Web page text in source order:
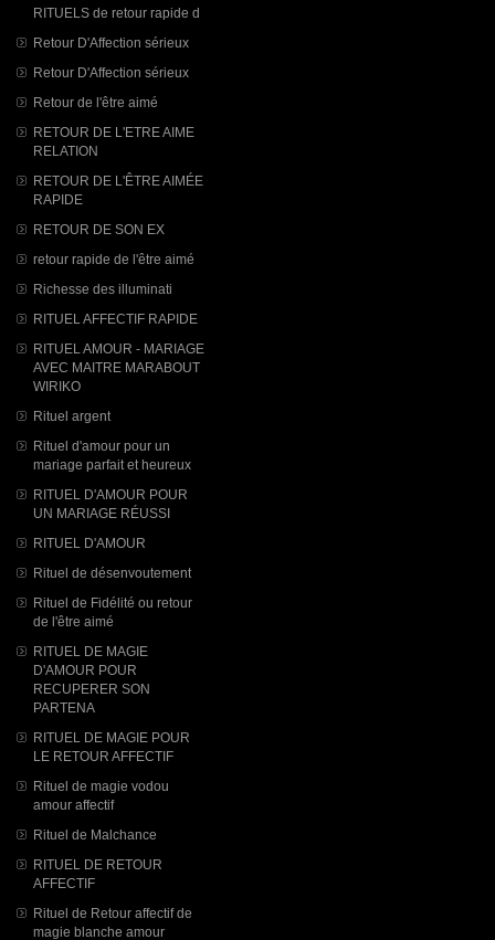
RITUELS de retour rapide d
Retour D'Affection sérieux
Retour D'Affection sérieux
Retour de l'être aimé
RETOUR DE L'ETRE AIME
RELATION
RETOUR DE L'ÊTRE AIMÉE
RAPIDE
RETOUR DE SON EX
retour rapide de l'être aimé
Richesse des illuminati
RITUEL AFFECTIF RAPIDE
RITUEL AMOUR - MARIAGE
AVEC MAITRE MARABOUT
WIRIKO
Rituel argent
Rituel d'amour pour un
mariage parfait et heureux
RITUEL D'AMOUR POUR
UN MARIAGE RÉUSSI
RITUEL D'AMOUR
Rituel de désenvoutement
Rituel de Fidélité ou retour
de l'être aimé
RITUEL DE MAGIE
D'AMOUR POUR
RECUPERER SON
PARTENA
RITUEL DE MAGIE POUR
LE RETOUR AFFECTIF
Rituel de magie vodou
amour affectif
Rituel de Malchance
RITUEL DE RETOUR
AFFECTIF
Rituel de Retour affectif de
magie blanche amour